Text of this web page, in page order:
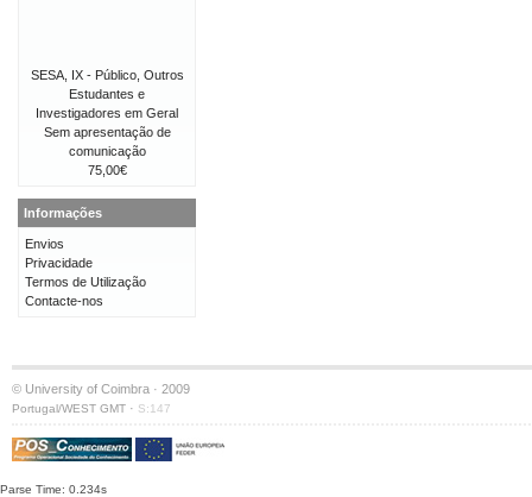
SESA, IX - Público, Outros
Estudantes e
Investigadores em Geral
Sem apresentação de
comunicação
75,00€
Informações
Envios
Privacidade
Termos de Utilização
Contacte-nos
© University of Coimbra · 2009
Portugal/WEST GMT · S:147
Parse Time: 0.234s